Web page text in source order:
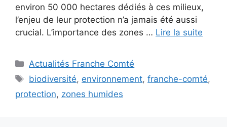
environ 50 000 hectares dédiés à ces milieux,
l’enjeu de leur protection n’a jamais été aussi
crucial. L’importance des zones … Lire la suite
Catégories
Actualités Franche Comté
Étiquettes
biodiversité, environnement,franche-comté,
protection, zones humides